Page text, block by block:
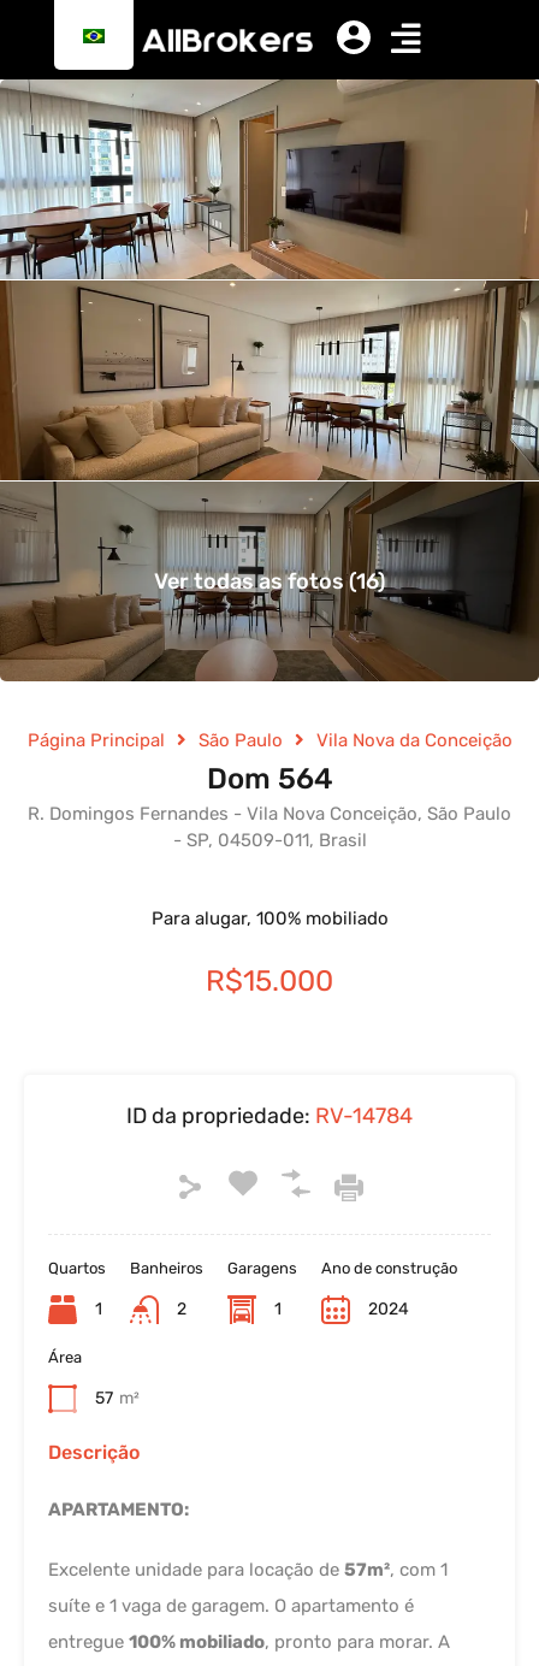
Ver todas as fotos (16)
Página Principal São Paulo Vila Nova da Conceição
Dom 564
R. Domingos Fernandes - Vila Nova Conceição, São Paulo
- SP, 04509-011, Brasil
Para alugar, 100% mobiliado
R$15.000
ID da propriedade: RV-14784
Quartos
1
Banheiros
2
Garagens
1
Ano de construção
2024
Área
57 m²
Descrição
APARTAMENTO:
Excelente unidade para locação de 57m², com 1
suíte e 1 vaga de garagem. O apartamento é
entregue 100% mobiliado, pronto para morar. A